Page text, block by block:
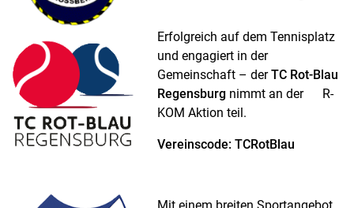
Erfolgreich auf dem Tennisplatz
und engagiert in der
Gemeinschaft – derTC Rot-Blau
Regensburgnimmt an der R-
KOM Aktion teil.
Vereinscode: TCRotBlau